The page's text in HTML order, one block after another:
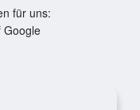
für uns:
Google